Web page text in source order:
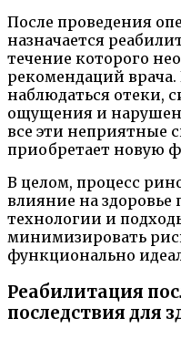
После проведения
назначается
течение которого
рекомендаций врача.
наблюдаться отеки,
ощущения и
все эти неприятные
приобретает новую
В целом, процесс
влияние на
технологии и
минимизировать
функционально
Реабилитация
последствия для